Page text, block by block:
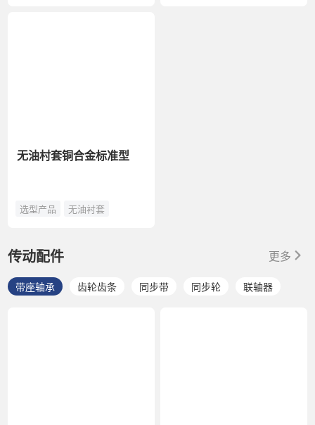
无油村套铜合金标准型
选型产品 无油衬套
传动配件 更多
带座轴承 齿轮齿条 同步带 同步轮 联轴器